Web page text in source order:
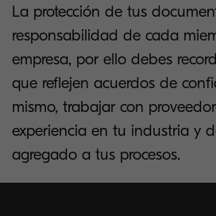
La protección de tus
responsabilidad de cada
empresa, por ello debes
que reflejen acuerdos de
mismo, trabajar con
experiencia en tu industria y
agregado a tus procesos.